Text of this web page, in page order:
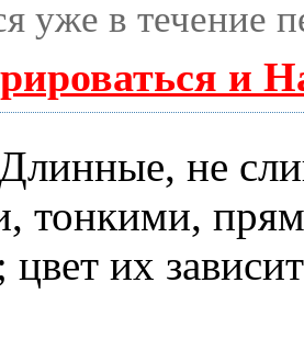
уже в течение
и
не
тонкими,
их